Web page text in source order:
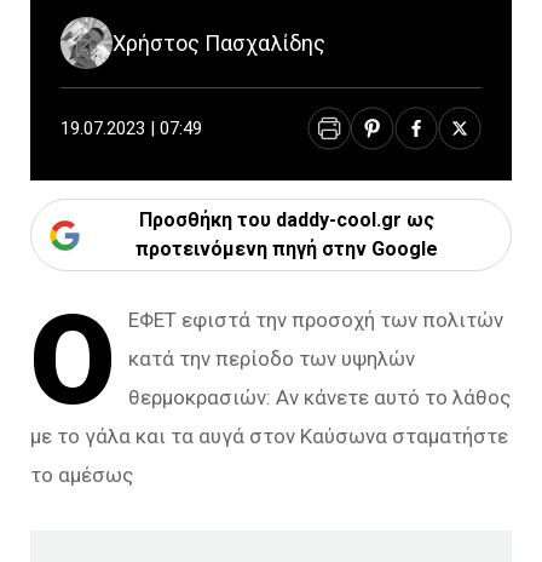
Χρήστος Πασχαλίδης
19.07.2023 | 07:49
Προσθήκη του daddy-cool.gr ως
προτεινόμενη πηγή στην Google
Ο
ΕΦΕΤ εφιστά την προσοχή των πολιτών
κατά την περίοδο των υψηλών
θερμοκρασιών: Αν κάνετε αυτό το λάθος
με το γάλα και τα αυγά στον Καύσωνα σταματήστε
το αμέσως